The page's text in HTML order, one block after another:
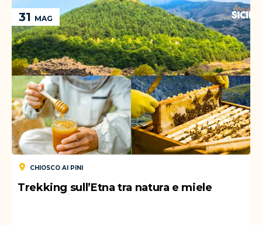
31 MAG
CHIOSCO AI PINI
Trekking sull’Etna tra natura e miele